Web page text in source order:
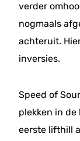
verder
nogmaals
achteruit.
inversies.
Speed of
plekken in de
eerste lifthill